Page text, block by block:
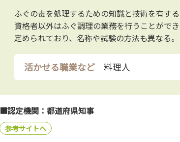
ふぐの毒を処理するための知識と技術を有す
資格者以外はふぐ調理の業務を行うことがで
定められており、名称や試験の方法も異なる。
活かせる職業など 料理人
■認定機関：都道府県知事
参考サイトへ